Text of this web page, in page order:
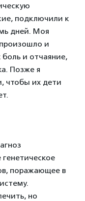
подключили к
дней. Моя
и
боль и отчаяние,
Позже я
чтобы их дети
поражающее в
но